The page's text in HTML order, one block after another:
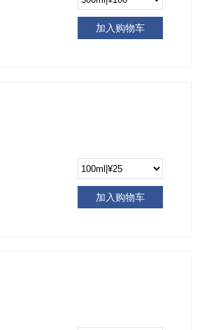
加入购物车
加入购物车